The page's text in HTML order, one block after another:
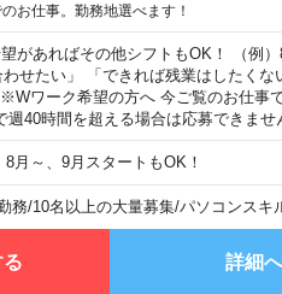
お仕事。勤務地選べます！
があればその他シフトもOK！ （例
たい」 「できれば残業はしたくな
ワーク希望の方へ 今ご覧のお仕事
40時間を超える場合は応募できませ
～、9月スタートもOK！
務/10名以上の大量募集/パソコンスキ
詳細へ